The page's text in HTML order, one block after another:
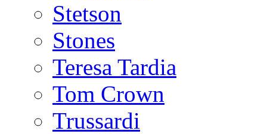
Stetson
Stones
Teresa Tardia
Tom Crown
Trussardi